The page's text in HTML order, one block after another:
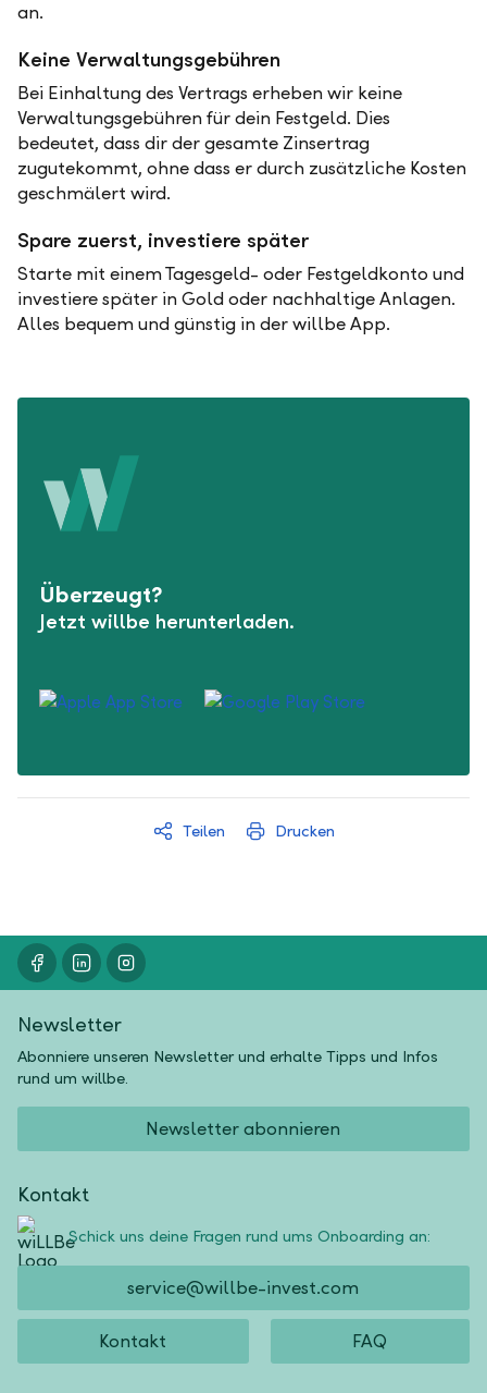
an.
Keine Verwaltungsgebühren
Bei Einhaltung des Vertrags erheben wir keine
Verwaltungsgebühren für dein Festgeld. Dies
bedeutet, dass dir der gesamte Zinsertrag
zugutekommt, ohne dass er durch zusätzliche Kosten
geschmälert wird.
Spare zuerst, investiere später
Starte mit einem Tagesgeld- oder Festgeldkonto und
investiere später in Gold oder nachhaltige Anlagen.
Alles bequem und günstig in der willbe App.
Überzeugt?
Jetzt willbe herunterladen.
Teilen Drucken
Newsletter
Abonniere unseren Newsletter und erhalte Tipps und Infos
rund um willbe.
Newsletter abonnieren
Kontakt
Schick uns deine Fragen rund ums Onboarding an:
service@willbe-invest.com
Kontakt FAQ